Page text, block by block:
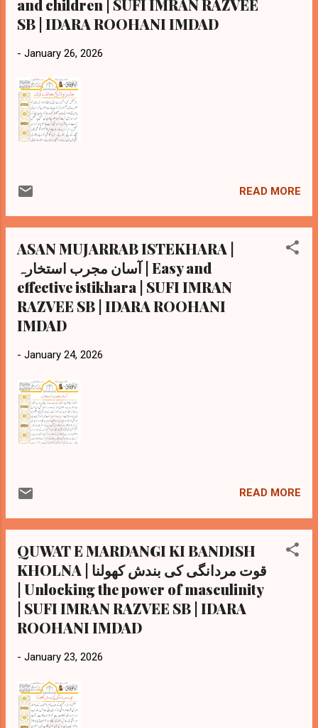
and children | SUFI IMRAN RAZVEE
SB | IDARA ROOHANI IMDAD
- January 26, 2026
READ MORE
ASAN MUJARRAB ISTEKHARA |
آسان مجرب استخارہ | Easy and
effective istikhara | SUFI IMRAN
RAZVEE SB | IDARA ROOHANI
IMDAD
- January 24, 2026
READ MORE
QUWAT E MARDANGI KI BANDISH
KHOLNA | قوت مردانگی کی بندش کھولنا
| Unlocking the power of masculinity
| SUFI IMRAN RAZVEE SB | IDARA
ROOHANI IMDAD
- January 23, 2026